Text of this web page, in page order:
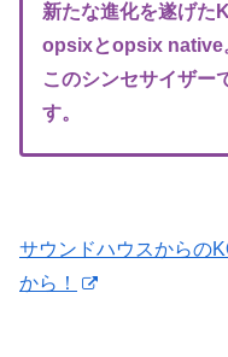
新たな進化を遂げた
opsixとopsix native
このシンセサイザー
す。
サウンドハウスからの
から！